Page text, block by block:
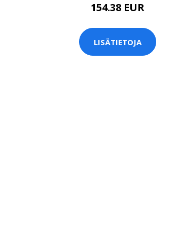
154.38 EUR
LISÄTIETOJA